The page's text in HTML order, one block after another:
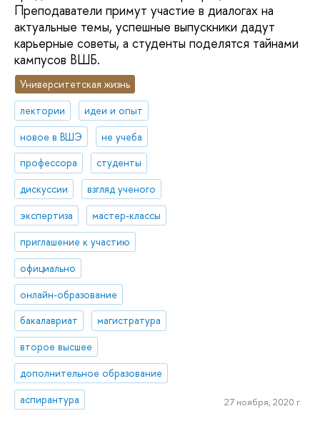
Преподаватели примут участие в диалогах на
актуальные темы, успешные выпускники дадут
карьерные советы, а студенты поделятся тайнами
кампусов ВШБ.
Университетская жизнь
лектории
идеи и опыт
новое в ВШЭ
не учеба
профессора
студенты
дискуссии
взгляд ученого
экспертиза
мастер-классы
приглашение к участию
официально
онлайн-образование
бакалавриат
магистратура
второе высшее
дополнительное образование
аспирантура
27 ноября, 2020 г.